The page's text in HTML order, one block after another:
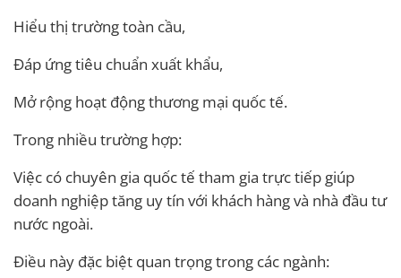
Hiểu thị trường toàn cầu,
Đáp ứng tiêu chuẩn xuất khẩu,
Mở rộng hoạt động thương mại quốc tế.
Trong nhiều trường hợp:
Việc có chuyên gia quốc tế tham gia trực tiếp giúp
doanh nghiệp tăng uy tín với khách hàng và nhà đầu tư
nước ngoài.
Điều này đặc biệt quan trọng trong các ngành: